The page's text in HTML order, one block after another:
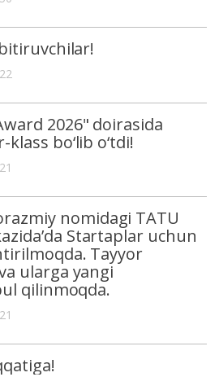
2026" doirasida
bo‘lib o‘tdi!
nomidagi TATU
Startaplar uchun
Tayyor
ularga yangi
qilinmoqda.